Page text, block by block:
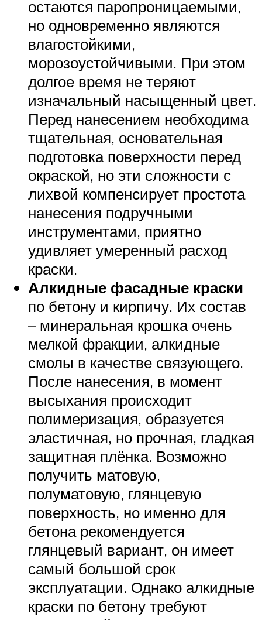
остаются паропроницаемыми,
но одновременно являются
влагостойкими,
морозоустойчивыми. При этом
долгое время не теряют
изначальный насыщенный цвет.
Перед нанесением необходима
тщательная, основательная
подготовка поверхности перед
окраской, но эти сложности с
лихвой компенсирует простота
нанесения подручными
инструментами, приятно
удивляет умеренный расход
краски.
Алкидные фасадные краски
по бетону и кирпичу. Их состав
– минеральная крошка очень
мелкой фракции, алкидные
смолы в качестве связующего.
После нанесения, в момент
высыхания происходит
полимеризация, образуется
эластичная, но прочная, гладкая
защитная плёнка. Возможно
получить матовую,
полуматовую, глянцевую
поверхность, но именно для
бетона рекомендуется
глянцевый вариант, он имеет
самый большой срок
эксплуатации. Однако алкидные
краски по бетону требуют